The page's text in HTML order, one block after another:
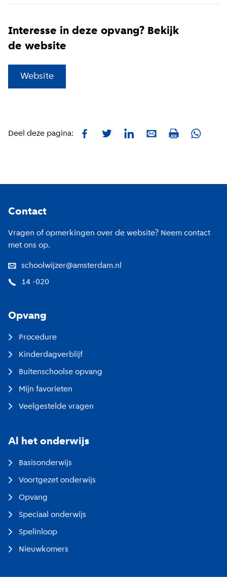
Interesse in deze opvang? Bekijk
de website
Website
Deel deze pagina: FacebookTwitterLinkedInE-mailPrint
Contact
Vragen of opmerkingen over de website? Neem contact
met ons op.
schoolwijzer@amsterdam.nl
14 -020
Opvang
Procedure
Kinderdagverblijf
Buitenschoolse opvang
Mijn favorieten
Veelgestelde vragen
Al het onderwijs
Basisonderwijs
Voortgezet onderwijs
Opvang
Speciaal onderwijs
Spelinloop
Nieuwkomers